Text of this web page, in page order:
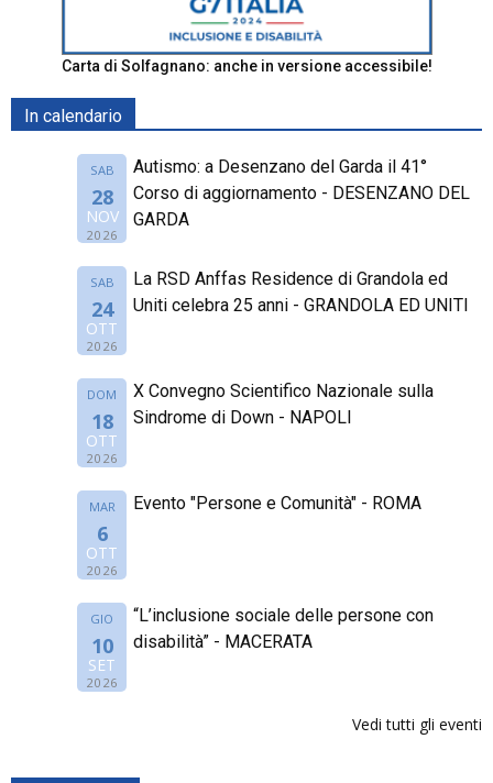
Carta di Solfagnano: anche in versione accessibile!
In calendario
SAB
28
NOV
2026
Autismo: a Desenzano del Garda il 41°
Corso di aggiornamento - DESENZANO DEL
GARDA
SAB
24
OTT
2026
La RSD Anffas Residence di Grandola ed
Uniti celebra 25 anni - GRANDOLA ED UNITI
DOM
18
OTT
2026
X Convegno Scientifico Nazionale sulla
Sindrome di Down - NAPOLI
MAR
6
OTT
2026
Evento "Persone e Comunità" - ROMA
GIO
10
SET
2026
“L’inclusione sociale delle persone con
disabilità” - MACERATA
Vedi tutti gli eventi